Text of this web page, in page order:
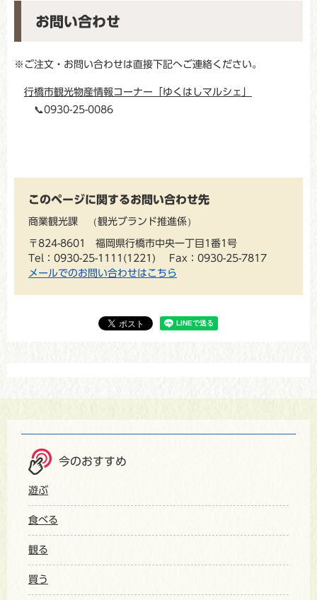
お問い合わせ
※ご注文・お問い合わせは直接下記へご連絡ください。
行橋市観光物産情報コーナー「ゆくはしマルシェ」
📞0930-25-0086
このページに関するお問い合わせ先
商業観光課 観光ブランド推進係
〒824-8601 福岡県行橋市中央一丁目1番1号
Tel：0930-25-1111(1221)
Fax：0930-25-7817
メールでのお問い合わせはこちら
今のおすすめ
遊ぶ
食べる
観る
買う